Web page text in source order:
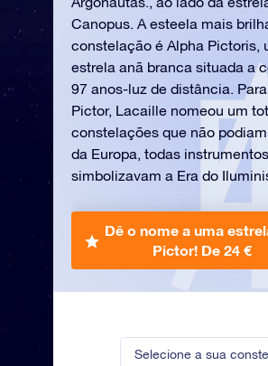
Selecione a sua
Canopus. A esteela mais
constelação é Alpha Pictoris,
estrela anã branca situada a
97 anos-luz de distância.
Pictor, Lacaille nomeou um
constelações que não
da Europa, todas
simbolizavam a Era do
Dê o nome a uma
Pictor! De 24 €